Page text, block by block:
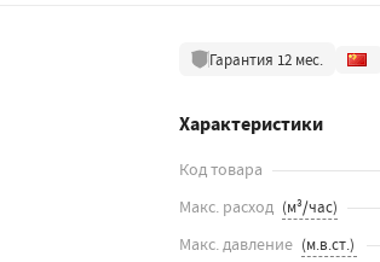
Гарантия 12 мес.
Характеристики
Код товара
Макс. расход
Макс. давление